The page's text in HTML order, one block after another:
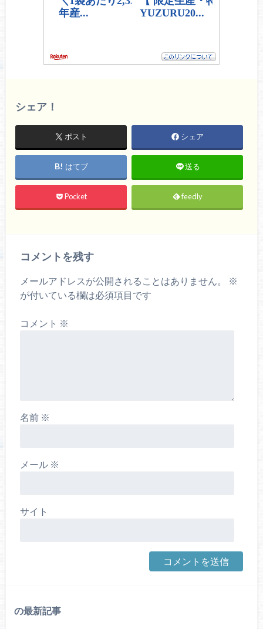
シェア！
ポスト シェア
はてブ 送る
Pocket feedly
コメントを残す
メールアドレスが公開されることはありません。
※
が付いている欄は必須項目です
コメント ※
名前 ※
メール ※
サイト
の最新記事